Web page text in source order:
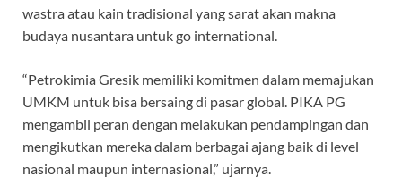
wastra atau kain tradisional yang sarat akan makna
budaya nusantara untuk go international.
“Petrokimia Gresik memiliki komitmen dalam memajukan
UMKM untuk bisa bersaing di pasar global. PIKA PG
mengambil peran dengan melakukan pendampingan dan
mengikutkan mereka dalam berbagai ajang baik di level
nasional maupun internasional,” ujarnya.